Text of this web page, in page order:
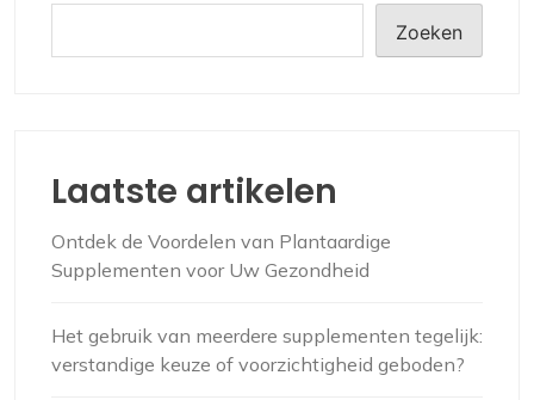
Zoeken
Laatste artikelen
Ontdek de Voordelen van Plantaardige
Supplementen voor Uw Gezondheid
Het gebruik van meerdere supplementen tegelijk:
verstandige keuze of voorzichtigheid geboden?